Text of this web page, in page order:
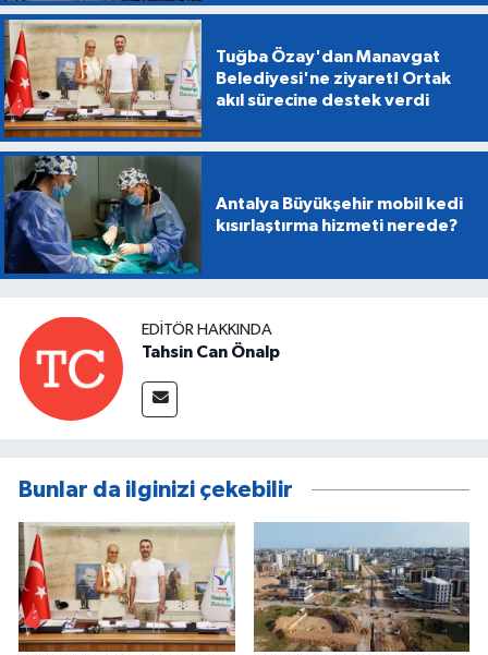
Tuğba Özay'dan Manavgat
Belediyesi'ne ziyaret! Ortak
akıl sürecine destek verdi
Antalya Büyükşehir mobil kedi
kısırlaştırma hizmeti nerede?
EDITÖR HAKKINDA
Tahsin Can Önalp
Bunlar da ilginizi çekebilir